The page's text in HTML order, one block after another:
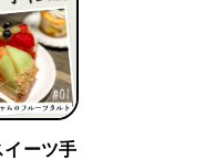
ーツ手